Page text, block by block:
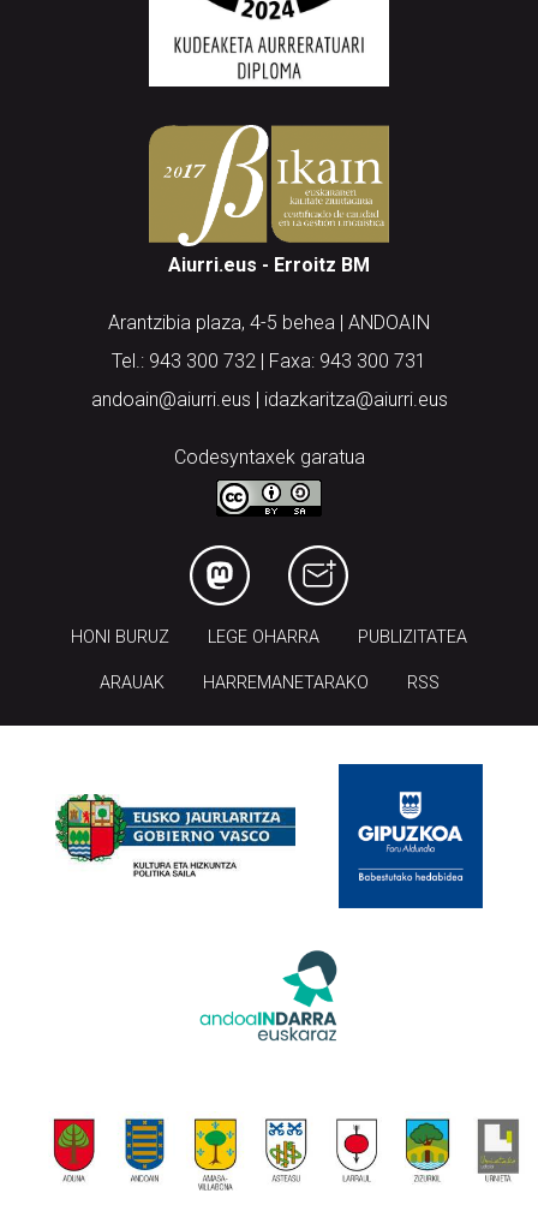
Aiurri.eus - Erroitz BM
Arantzibia plaza, 4-5 behea | ANDOAIN
Tel.: 943 300 732 | Faxa: 943 300 731
andoain@aiurri.eus | idazkaritza@aiurri.eus
Codesyntaxek garatua
HONI BURUZ LEGE OHARRA PUBLIZITATEA
ARAUAK HARREMANETARAKO RSS